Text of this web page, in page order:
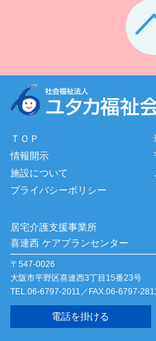
ＴＯＰ
情報開示
施設について
プライバシーポリシー
居宅介護支援事業所
喜連西 ケアプランセンター
〒547-0026
大阪市平野区喜連西3丁目15番23号
TEL.06-6797-2011／FAX.06-6797-
電話を掛ける